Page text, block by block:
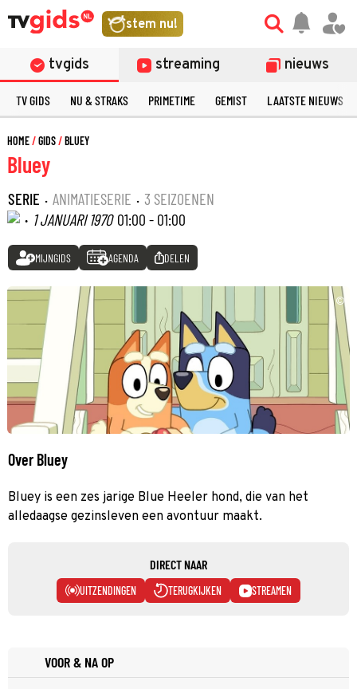
stem nu!
tvgids streaming nieuws
TV GIDS NU & STRAKS PRIMETIME GEMIST LAATSTE NIEUWS
HOME GIDS BLUEY
Bluey
SERIE · ANIMATIESERIE · 3 SEIZOENEN
· 1 JANUARI 1970 01:00 - 01:00
MIJNGIDS AGENDA DELEN
©
Over Bluey
Bluey is een zes jarige Blue Heeler hond, die van het
alledaagse gezinsleven een avontuur maakt.
DIRECT NAAR
UITZENDINGEN TERUGKIJKEN STREAMEN
VOOR & NA OP